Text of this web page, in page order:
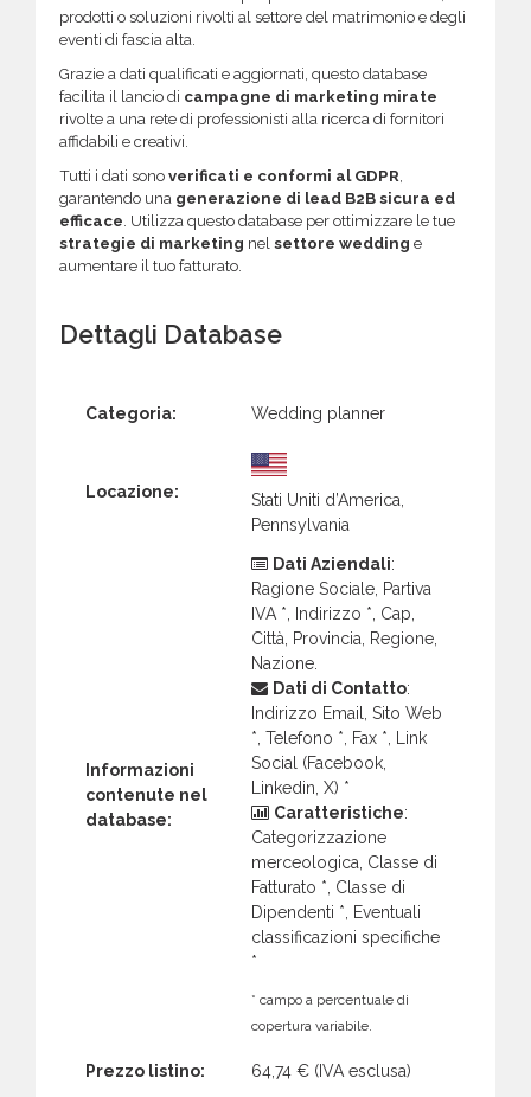
prodotti o soluzioni rivolti al settore del matrimonio e degli
eventi di fascia alta.
Grazie a dati qualificati e aggiornati, questo database
facilita il lancio di campagne di marketing mirate
rivolte a una rete di professionisti alla ricerca di fornitori
affidabili e creativi.
Tutti i dati sono verificati e conformi al GDPR,
garantendo una generazione di lead B2B sicura ed
efficace. Utilizza questo database per ottimizzare le tue
strategie di marketing nel settore wedding e
aumentare il tuo fatturato.
Dettagli Database
Categoria: Wedding planner
Locazione:
Stati Uniti d’America,
Pennsylvania
Informazioni
contenute nel
database:
Dati Aziendali:
Ragione Sociale, Partiva
IVA *, Indirizzo *, Cap,
Città, Provincia, Regione,
Nazione.
Dati di Contatto:
Indirizzo Email, Sito Web
*, Telefono *, Fax *, Link
Social (Facebook,
Linkedin, X) *
Caratteristiche:
Categorizzazione
merceologica, Classe di
Fatturato *, Classe di
Dipendenti *, Eventuali
classificazioni specifiche
*
* campo a percentuale di
copertura variabile.
Prezzo listino: 64,74 € (IVA esclusa)